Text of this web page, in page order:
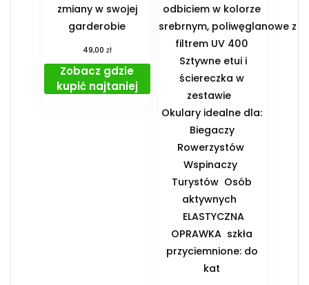
zmiany w swojej
garderobie
49,00 zł
Zobacz gdzie
kupić najtaniej
odbiciem w kolorze
srebrnym, poliwęglanowe z
filtrem UV 400
Sztywne etui i
ściereczka w
zestawie
️Okulary idealne dla:
️ Biegaczy ️
Rowerzystów ️
Wspinaczy ️
Turystów ️ Osób
aktywnych
️ ELASTYCZNA
OPRAWKA ️ szkła
przyciemnione: do
kat